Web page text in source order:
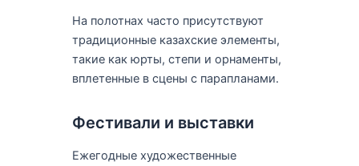
На полотнах часто присутствуют
традиционные казахские элементы,
такие как юрты, степи и орнаменты,
вплетенные в сцены с парапланами.
Фестивали и выставки
Ежегодные художественные